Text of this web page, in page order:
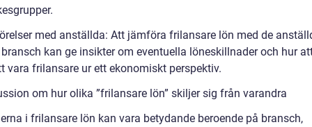
med anställda: Att jämföra frilansare lön med de
kan ge insikter om eventuella löneskillnader och hur
vara frilansare ur ett ekonomiskt perspektiv.
om hur olika ”frilansare lön” skiljer sig från varandra
i frilansare lön kan vara betydande beroende på bransch,